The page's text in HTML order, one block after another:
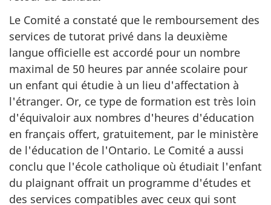
Le Comité a constaté que le remboursement des
services de tutorat privé dans la deuxième
langue officielle est accordé pour un nombre
maximal de 50 heures par année scolaire pour
un enfant qui étudie à un lieu d'affectation à
l'étranger. Or, ce type de formation est très loin
d'équivaloir aux nombres d'heures d'éducation
en français offert, gratuitement, par le ministère
de l'éducation de l'Ontario. Le Comité a aussi
conclu que l'école catholique où étudiait l'enfant
du plaignant offrait un programme d'études et
des services compatibles avec ceux qui sont